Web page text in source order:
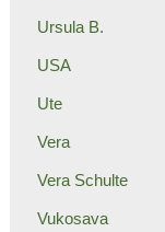
Ursula B.
USA
Ute
Vera
Vera Schulte
Vukosava